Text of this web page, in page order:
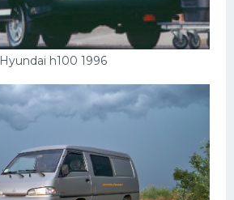
Hyundai h100 1996